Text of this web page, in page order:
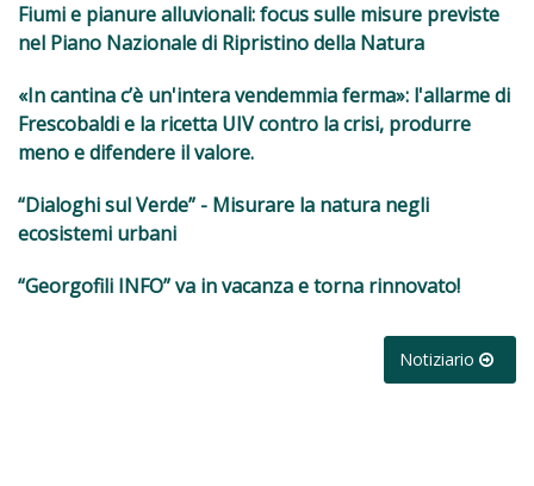
Fiumi e pianure alluvionali: focus sulle misure previste
nel Piano Nazionale di Ripristino della Natura
«In cantina c’è un'intera vendemmia ferma»: l'allarme di
Frescobaldi e la ricetta UIV contro la crisi, produrre
meno e difendere il valore.
“Dialoghi sul Verde” - Misurare la natura negli
ecosistemi urbani
“Georgofili INFO” va in vacanza e torna rinnovato!
Notiziario